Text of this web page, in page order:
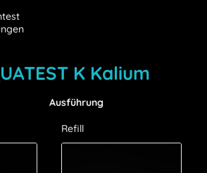
K Kalium
Ausführung
Refill